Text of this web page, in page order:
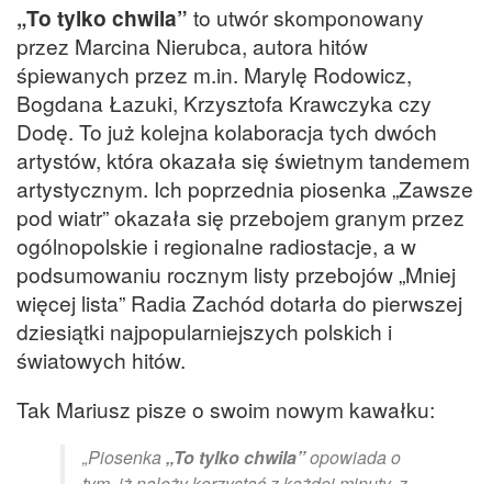
„To tylko chwila” to utwór skomponowany
przez Marcina Nierubca, autora hitów
śpiewanych przez m.in. Marylę Rodowicz,
Bogdana Łazuki, Krzysztofa Krawczyka czy
Dodę. To już kolejna kolaboracja tych dwóch
artystów, która okazała się świetnym tandemem
artystycznym. Ich poprzednia piosenka „Zawsze
pod wiatr” okazała się przebojem granym przez
ogólnopolskie i regionalne radiostacje, a w
podsumowaniu rocznym listy przebojów „Mniej
więcej lista” Radia Zachód dotarła do pierwszej
dziesiątki najpopularniejszych polskich i
światowych hitów.
Tak Mariusz pisze o swoim nowym kawałku:
„Piosenka„To tylko chwila”opowiada o